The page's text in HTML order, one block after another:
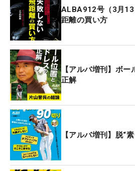
ALBA912号（3月13
距離の買い方
【アルバ増刊】ボ
正解
【アルバ増刊】脱“